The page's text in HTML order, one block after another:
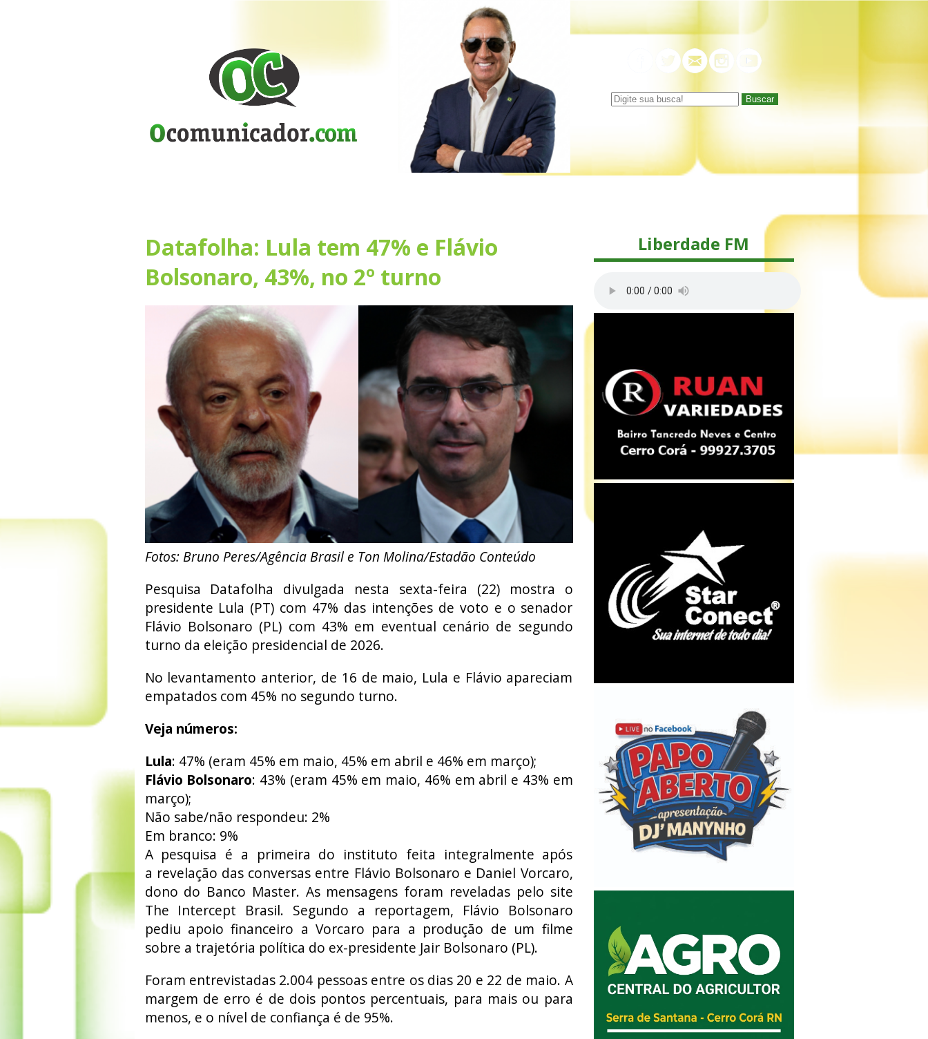
Buscar
Datafolha: Lula tem 47% e Flávio
Bolsonaro, 43%, no 2º turno
Fotos: Bruno Peres/Agência Brasil e Ton Molina/Estadão Conteúdo
Pesquisa Datafolha divulgada nesta sexta-feira (22) mostra o
presidente Lula (PT) com 47% das intenções de voto e o senador
Flávio Bolsonaro (PL) com 43% em eventual cenário de segundo
turno da eleição presidencial de 2026.
No levantamento anterior, de 16 de maio, Lula e Flávio apareciam
empatados com 45% no segundo turno.
Veja números:
Lula: 47% (eram 45% em maio, 45% em abril e 46% em março);
Flávio Bolsonaro: 43% (eram 45% em maio, 46% em abril e 43% em
março);
Não sabe/não respondeu: 2%
Em branco: 9%
A pesquisa é a primeira do instituto feita integralmente após
a revelação das conversas entre Flávio Bolsonaro e Daniel Vorcaro,
dono do Banco Master. As mensagens foram reveladas pelo site
The Intercept Brasil. Segundo a reportagem, Flávio Bolsonaro
pediu apoio financeiro a Vorcaro para a produção de um filme
sobre a trajetória política do ex-presidente Jair Bolsonaro (PL).
Foram entrevistadas 2.004 pessoas entre os dias 20 e 22 de maio. A
margem de erro é de dois pontos percentuais, para mais ou para
menos, e o nível de confiança é de 95%.
Liberdade FM